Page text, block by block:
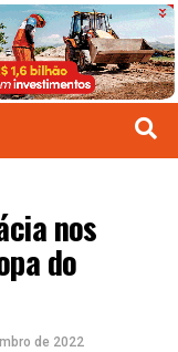
nos
do
de 2022